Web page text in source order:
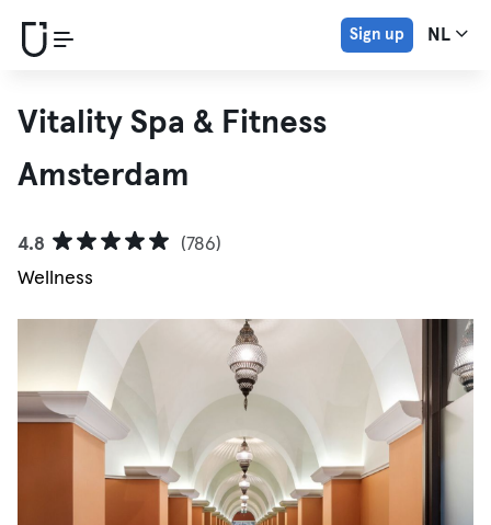
Sign up NL
Vitality Spa & Fitness
Amsterdam
4.8
(786)
Wellness